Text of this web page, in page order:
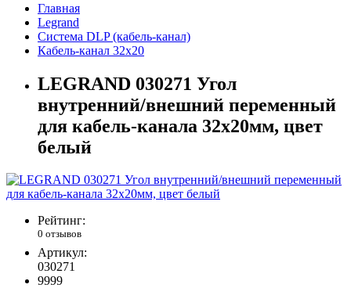
Главная
Legrand
Система DLP (кабель-канал)
Кабель-канал 32х20
LEGRAND 030271 Угол
внутренний/внешний переменный
для кабель-канала 32x20мм, цвет
белый
Рейтинг:
0 отзывов
Артикул:
030271
9999